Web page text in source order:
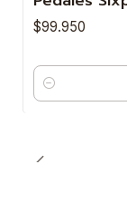
$99.950
Cantidad